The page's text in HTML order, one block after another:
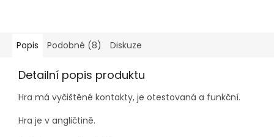
Popis Podobné (8) Diskuze
Detailní popis produktu
Hra má vyčištěné kontakty, je otestovaná a funkční.
Hra je v angličtině.